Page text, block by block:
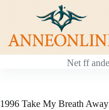
inhoud
Net ff
1996 Take My Breath